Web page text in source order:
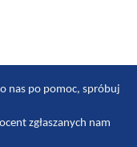
nas po pomoc, spróbuj
zgłaszanych nam